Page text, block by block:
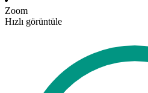
Zoom
Hızlı görüntüle